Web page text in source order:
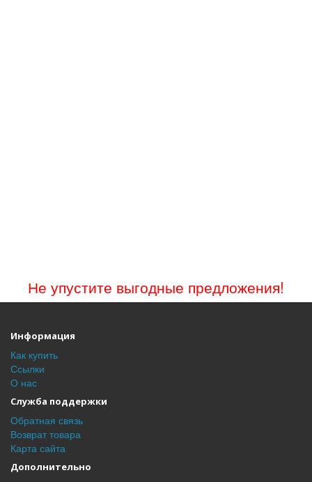
Не упустите выгодные предложения!
Информация
Как купить
Ссылки
О нас
Служба поддержки
Обратная связь
Возврат товара
Карта сайта
Дополнительно